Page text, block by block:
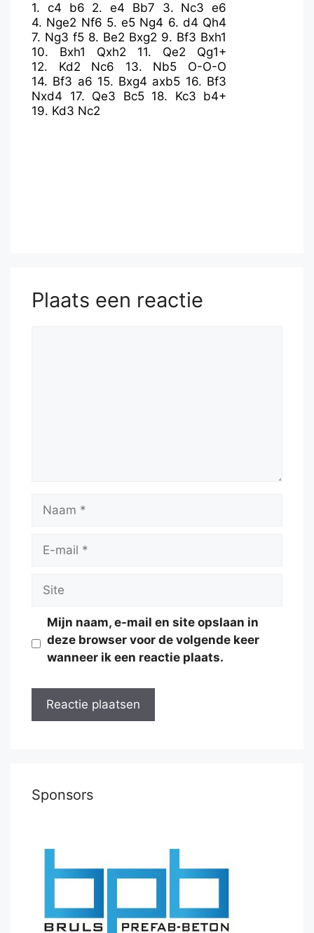
1. c4 b6 2. e4 Bb7 3. Nc3 e6
4. Nge2 Nf6 5. e5 Ng4 6. d4 Qh4
7. Ng3 f5 8. Be2 Bxg2 9. Bf3 Bxh1
10. Bxh1 Qxh2 11. Qe2
Qg1+
12. Kd2 Nc6 13. Nb5
O-O-O
14. Bf3 a6 15. Bxg4 axb5 16. Bf3
Nxd4
17. Qe3 Bc5 18. Kc3 b4+
19. Kd3 Nc2
Plaats een reactie
Naam
Site
Mijn naam, e-mail en site opslaan in
deze browser voor de volgende keer
wanneer ik een reactie plaats.
Sponsors